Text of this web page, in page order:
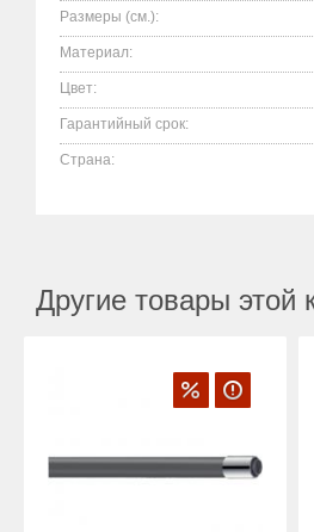
Размеры (см.):
Материал:
Цвет:
Гарантийный срок:
Страна:
Другие товары этой